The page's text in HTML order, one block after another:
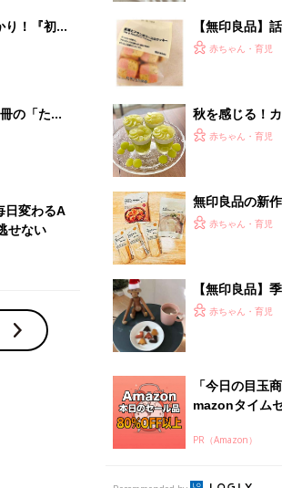
mazonタイム
PR（Amazon）
離乳食はいつから？進め方は
授乳の悩みや初めての離
子育てとお金
妊娠・出産・育児にかかる